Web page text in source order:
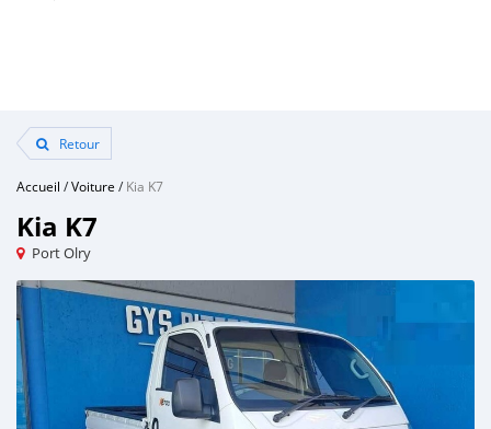
Retour
Accueil /Voiture /Kia K7
Kia K7
Port Olry